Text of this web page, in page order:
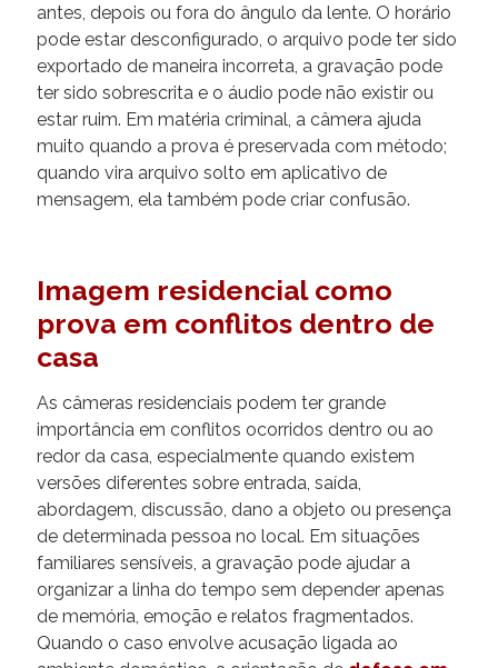
antes, depois ou fora do ângulo da lente. O horário
pode estar desconfigurado, o arquivo pode ter sido
exportado de maneira incorreta, a gravação pode
ter sido sobrescrita e o áudio pode não existir ou
estar ruim. Em matéria criminal, a câmera ajuda
muito quando a prova é preservada com método;
quando vira arquivo solto em aplicativo de
mensagem, ela também pode criar confusão.
Imagem residencial como
prova em conflitos dentro de
casa
As câmeras residenciais podem ter grande
importância em conflitos ocorridos dentro ou ao
redor da casa, especialmente quando existem
versões diferentes sobre entrada, saída,
abordagem, discussão, dano a objeto ou presença
de determinada pessoa no local. Em situações
familiares sensíveis, a gravação pode ajudar a
organizar a linha do tempo sem depender apenas
de memória, emoção e relatos fragmentados.
Quando o caso envolve acusação ligada ao